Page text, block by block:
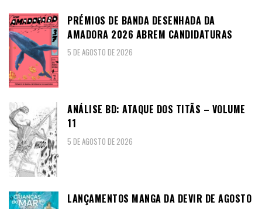
PRÉMIOS DE BANDA DESENHADA DA
AMADORA 2026 ABREM CANDIDATURAS
5 DE AGOSTO DE 2026
ANÁLISE BD: ATAQUE DOS TITÃS – VOLUME
11
5 DE AGOSTO DE 2026
LANÇAMENTOS MANGA DA DEVIR DE AGOSTO